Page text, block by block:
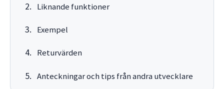
Liknande funktioner
Exempel
Returvärden
Anteckningar och tips från andra utvecklare